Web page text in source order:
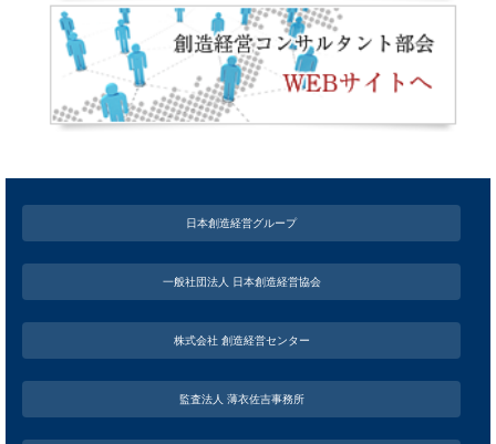
日本創造経営グループ
一般社団法人 日本創造経営協会
株式会社 創造経営センター
監査法人 薄衣佐吉事務所